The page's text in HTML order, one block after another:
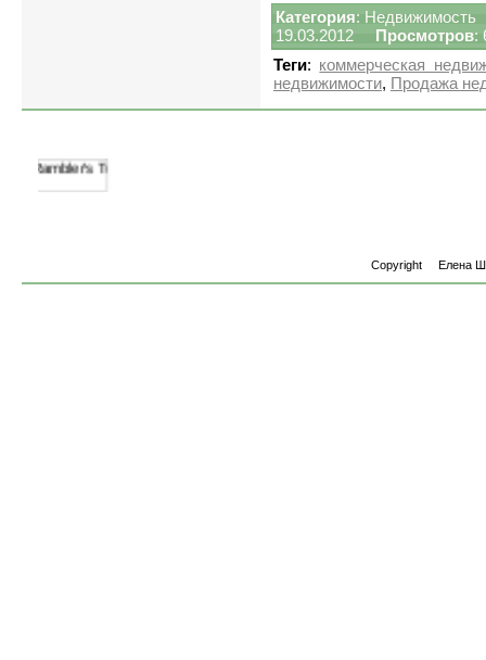
Категория: Недвижимость
19.03.2012 Просмотров:
Теги: коммерческая
недвижимости, Продажа
Copyright Елена